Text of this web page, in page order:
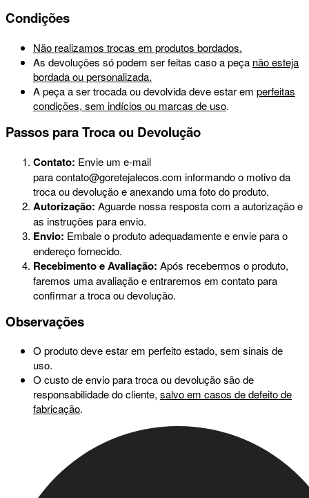
Condições
Não realizamos trocas em produtos bordados.
As devoluções só podem ser feitas caso a peça não esteja
bordada ou personalizada.
A peça a ser trocada ou devolvida deve estar em perfeitas
condições, sem indícios ou marcas de uso.
Passos para Troca ou Devolução
Contato: Envie um e-mail
paracontato@goretejalecos.com informando o motivo da
troca ou devolução e anexando uma foto do produto.
Autorização: Aguarde nossa resposta com a autorização e
as instruções para envio.
Envio: Embale o produto adequadamente e envie para o
endereço fornecido.
Recebimento e Avaliação: Após recebermos o produto,
faremos uma avaliação e entraremos em contato para
confirmar a troca ou devolução.
Observações
O produto deve estar em perfeito estado, sem sinais de
uso.
O custo de envio para troca ou devolução são de
responsabilidade do cliente, salvo em casos de defeito de
fabricação.